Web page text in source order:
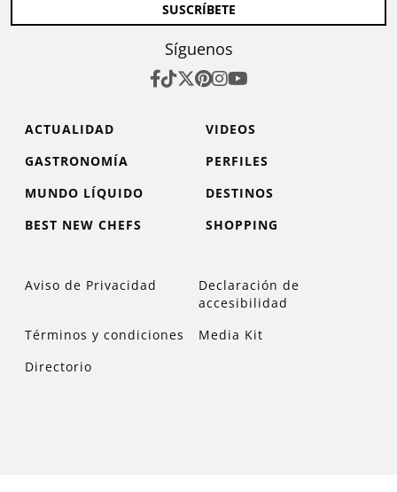
SUSCRÍBETE
Síguenos
ACTUALIDAD
VIDEOS
GASTRONOMÍA
PERFILES
MUNDO LÍQUIDO
DESTINOS
BEST NEW CHEFS
SHOPPING
Aviso de Privacidad
Declaración de
accesibilidad
Términos y condiciones
Media Kit
Directorio